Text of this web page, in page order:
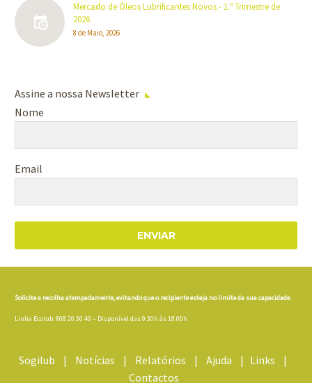
Mercado de Óleos Lubrificantes Novos - 1.º Trimestre de
2026
8 de Maio, 2026
Assine a nossa Newsletter
Nome
Email
ENVIAR
Solicite a recolha atempadamente, evitando que o recipiente esteja no limite da sua capacidade.
Linha Ecolub: 808 20 30 40 – Disponível das 9.30h às 18.00h
Sogilub | Notícias | Relatórios | Ajuda | Links
|
Contactos